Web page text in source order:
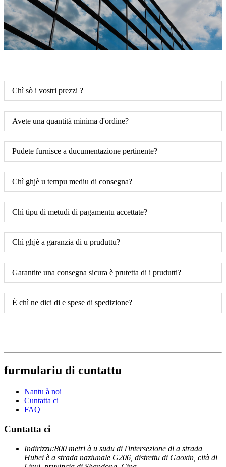
Chì sò i vostri prezzi ?
Avete una quantità minima d'ordine?
Pudete furnisce a ducumentazione pertinente?
Chì ghjè u tempu mediu di consegna?
Chì tipu di metudi di pagamentu accettate?
Chì ghjè a garanzia di u pruduttu?
Garantite una consegna sicura è prutetta di i prudutti?
È chì ne dici di e spese di spedizione?
furmulariu di cuntattu
Nantu à noi
Cuntatta ci
FAQ
Cuntatta ci
Indirizzu:800 metri à u sudu di l'intersezione di a strada
Hubei è a strada naziunale G206, distrettu di Gaoxin, cità di